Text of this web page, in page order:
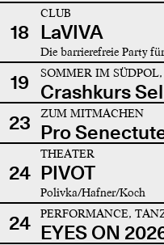
18
CLUB
LaVIVA
Die barrierefreie Party
19 SOMMER IM
Crashkurs
23
ZUM MITMACHEN
Pro
24
THEATER
PIVOT
Polivka/Hafner/Koch
24 PERFORMANCE,
EYES ON